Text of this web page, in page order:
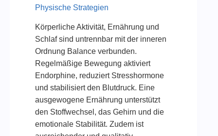
Physische Strategien
Körperliche Aktivität, Ernährung und
Schlaf sind untrennbar mit der inneren
Ordnung Balance verbunden.
Regelmäßige Bewegung aktiviert
Endorphine, reduziert Stresshormone
und stabilisiert den Blutdruck. Eine
ausgewogene Ernährung unterstützt
den Stoffwechsel, das Gehirn und die
emotionale Stabilität. Zudem ist